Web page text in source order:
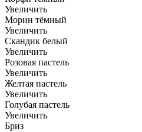
Увеличить
Морин тёмный
Увеличить
Скандик белый
Увеличить
Розовая пастель
Увеличить
Желтая пастель
Увеличить
Голубая пастель
Увеличить
Бриз